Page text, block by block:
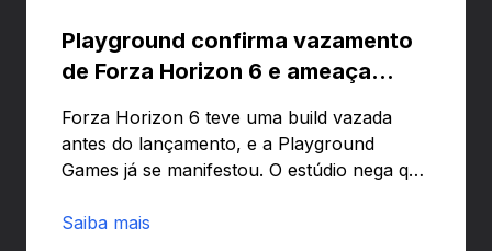
Playground confirma vazamento
de Forza Horizon 6 e ameaça
Forza Horizon 6 teve uma build vazada
antes do lançamento, e a Playground
Games já se manifestou. O estúdio nega que
preload e avisa que quem usar versões não
Saiba mais